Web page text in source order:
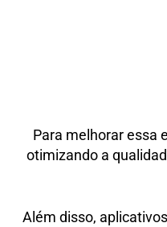
Para melhorar essa
otimizando a
Além disso,